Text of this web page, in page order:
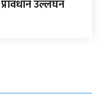
प्रावधान उल्लंघन